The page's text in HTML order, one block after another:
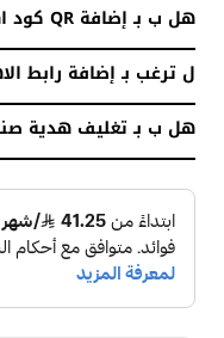
هل ب بـ إضافة QR كود اهداء
ل ترغب بـ إضافة رابط الاهداء
هل ب بـ تغليف هدية صندوق و حشوة